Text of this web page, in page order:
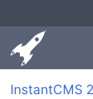
InstantCMS 2